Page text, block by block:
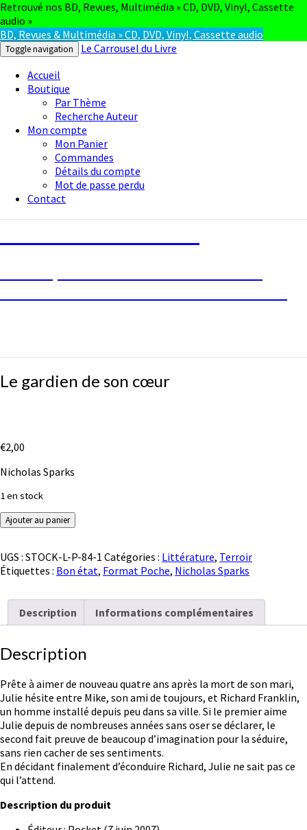
Retrouvé nos BD, Revues, Multimédia » CD, DVD, Vinyl, Cassette
audio »
BD, Revues & Multimédia » CD, DVD, Vinyl, Cassette audio
Toggle navigation
Le Carrousel du Livre
Accueil
Boutique
Par Thème
Recherche Auteur
Mon compte
Mon Panier
Commandes
Détails du compte
Mot de passe perdu
Contact
Le
gardien
Le gardien de son cœur
€2,00
Nicholas Sparks
1 en stock
quantité
de
gardien
de
cœur
Ajouter au panier
UGS : STOCK-L-P-84-1 Catégories : Littérature, Terroir
Étiquettes : Bon état, Format Poche, Nicholas Sparks
Description Informations complémentaires
Description
Prête à aimer de nouveau quatre ans après la mort de son mari,
Julie hésite entre Mike, son ami de toujours, et Richard Franklin,
un homme installé depuis peu dans sa ville. Si le premier aime
Julie depuis de nombreuses années sans oser se déclarer, le
second fait preuve de beaucoup d’imagination pour la séduire,
sans rien cacher de ses sentiments.
En décidant finalement d’éconduire Richard, Julie ne sait pas ce
qui l’attend.
Description du produit